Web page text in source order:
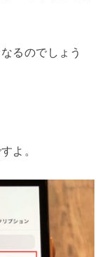
るのでしょう
よ。